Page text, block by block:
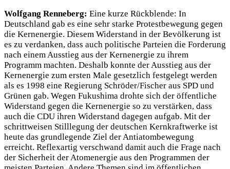
Wolfgang Renneberg: Eine kurze Rückblende: In
Deutschland gab es eine sehr starke Protestbewegung gegen
die Kernenergie. Diesem Widerstand in der Bevölkerung ist
es zu verdanken, dass auch politische Parteien die Forderung
nach einem Ausstieg aus der Kernenergie zu ihrem
Programm machten. Deshalb konnte der Ausstieg aus der
Kernenergie zum ersten Male gesetzlich festgelegt werden
als es 1998 eine Regierung Schröder/Fischer aus SPD und
Grünen gab. Wegen Fukushima drohte sich der öffentliche
Widerstand gegen die Kernenergie so zu verstärken, dass
auch die CDU ihren Widerstand dagegen aufgab. Mit der
schrittweisen Stilllegung der deutschen Kernkraftwerke ist
heute das grundlegende Ziel der Antiatombewegung
erreicht. Reflexartig verschwand damit auch die Frage nach
der Sicherheit der Atomenergie aus den Programmen der